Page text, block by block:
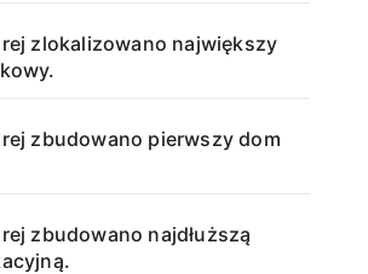
zlokalizowano największy
zbudowano pierwszy dom
zbudowano najdłuższą